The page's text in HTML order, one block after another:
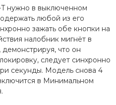
нужно в выключенном
любой из его
зажать обе кнопки на
налобник мигнёт в
что он
следует синхронно
секунды. Модель снова 4
в Минимальном